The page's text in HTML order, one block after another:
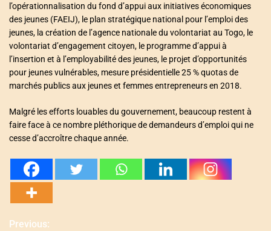
l’opérationnalisation du fond d’appui aux initiatives économiques
des jeunes (FAEIJ), le plan stratégique national pour l’emploi des
jeunes, la création de l’agence nationale du volontariat au Togo, le
volontariat d’engagement citoyen, le programme d’appui à
l’insertion et à l’employabilité des jeunes, le projet d’opportunités
pour jeunes vulnérables, mesure présidentielle 25 % quotas de
marchés publics aux jeunes et femmes entrepreneurs en 2018.
Malgré les efforts louables du gouvernement, beaucoup restent à
faire face à ce nombre pléthorique de demandeurs d’emploi qui ne
cesse d’accroître chaque année.
N
Previous: